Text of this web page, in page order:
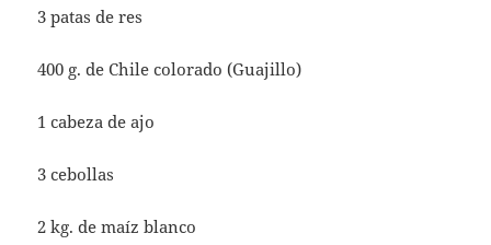
3 patas de res
400 g. de Chile colorado (Guajillo)
1 cabeza de ajo
3 cebollas
2 kg. de maíz blanco